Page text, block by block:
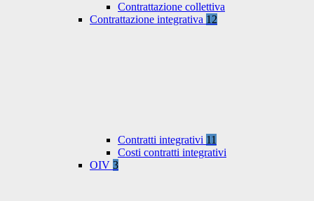
Contrattazione collettiva
Contrattazione integrativa 12
Contratti integrativi 11
Costi contratti integrativi
OIV 3